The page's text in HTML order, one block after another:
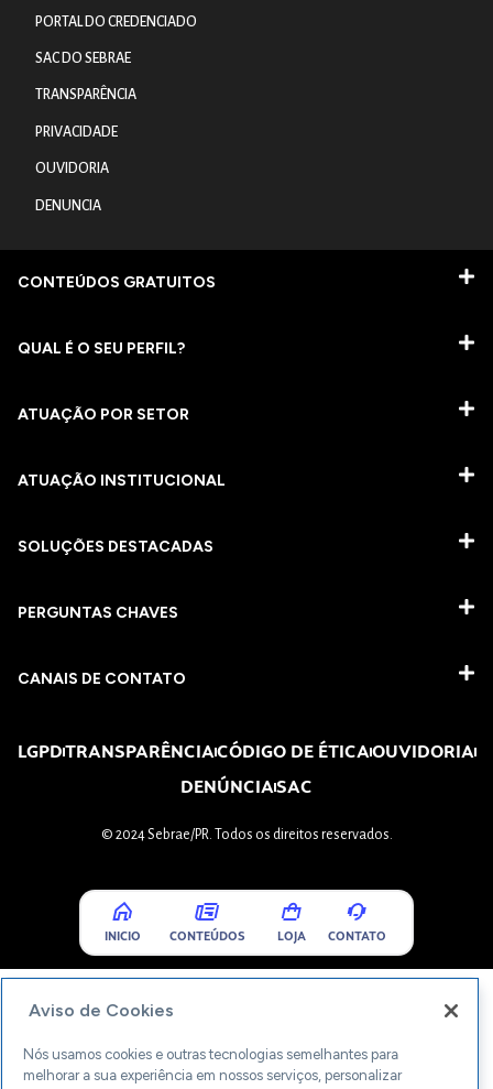
PORTAL DO CREDENCIADO
SAC DO SEBRAE
TRANSPARÊNCIA
PRIVACIDADE
OUVIDORIA
DENUNCIA
CONTEÚDOS GRATUITOS
QUAL É O SEU PERFIL?
ATUAÇÃO POR SETOR
ATUAÇÃO INSTITUCIONAL
SOLUÇÕES DESTACADAS
PERGUNTAS CHAVES​
CANAIS DE CONTATO
LGPDTRANSPARÊNCIACÓDIGO DE ÉTICAOUVIDORIA
DENÚNCIASAC
© 2024 Sebrae/PR. Todos os direitos reservados.
INICIO CONTEÚDOS LOJA CONTATO
Aviso de Cookies
Nós usamos cookies e outras tecnologias semelhantes para
melhorar a sua experiência em nossos serviços, personalizar